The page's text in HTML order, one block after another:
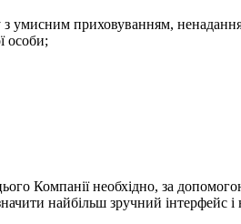
з умисним приховуванням,
особи;
Компанії необхідно, за
найбільш зручний інтерфейс і